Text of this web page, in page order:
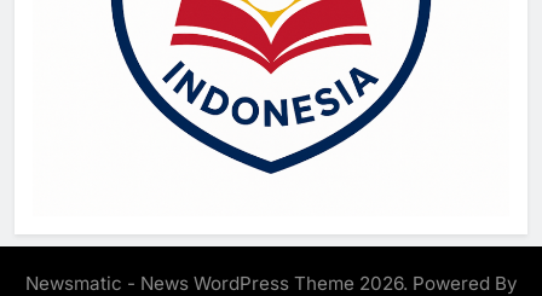
Newsmatic - News WordPress Theme 2026. Powered By